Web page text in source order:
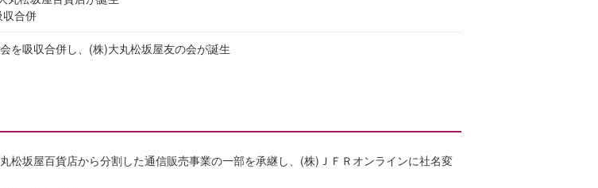
収合併
を吸収合併し、(株)大丸松坂屋友の会が誕生
松坂屋百貨店から分割した通信販売事業の一部を承継し、(株)ＪＦＲオンラインに社名変